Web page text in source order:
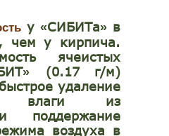
у «СИБИТа» в
чем у кирпича.
ячеистых
» (0.17
г/м)
удаление
влаги из
поддержание
воздуха в